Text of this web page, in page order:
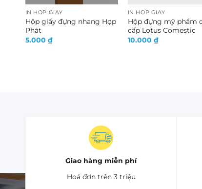
IN HỘP GIẤY
Hộp giấy đựng nhang Hợp
Phát
5.000 ₫
IN HỘP GIẤY
Hộp đựng mỹ phẩm
cấp Lotus Comestic
10.000 ₫
Giao hàng miễn phí
Hoá đơn trên 3 triệu